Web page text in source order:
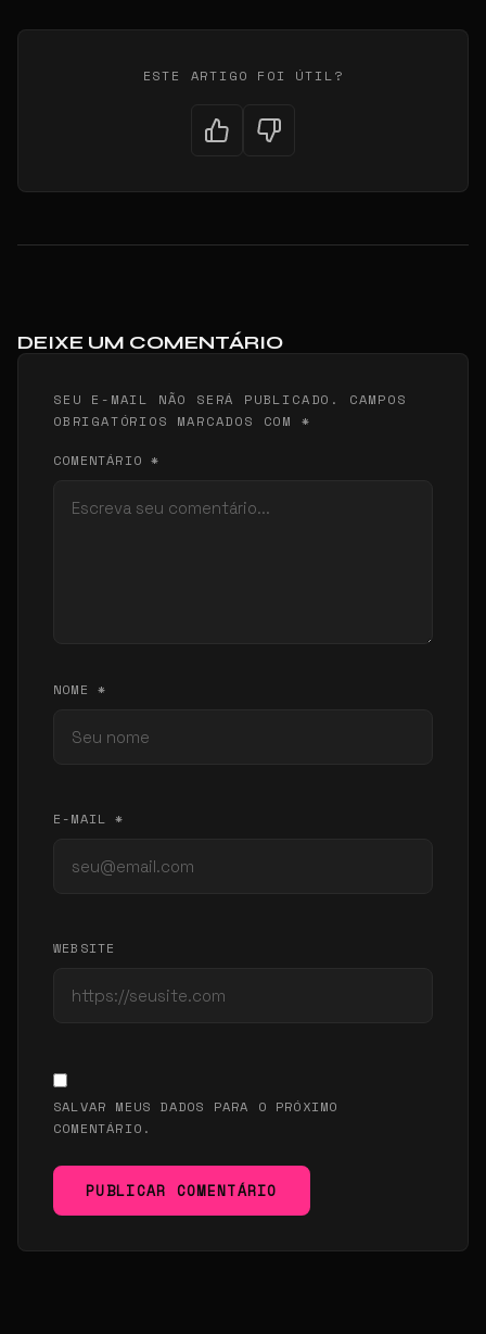
ESTE ARTIGO FOI ÚTIL?
DEIXE UM COMENTÁRIO
SEU E-MAIL NÃO SERÁ PUBLICADO. CAMPOS
OBRIGATÓRIOS MARCADOS COM *
COMENTÁRIO *
NOME *
E-MAIL *
WEBSITE
SALVAR MEUS DADOS PARA O PRÓXIMO
COMENTÁRIO.
PUBLICAR COMENTÁRIO